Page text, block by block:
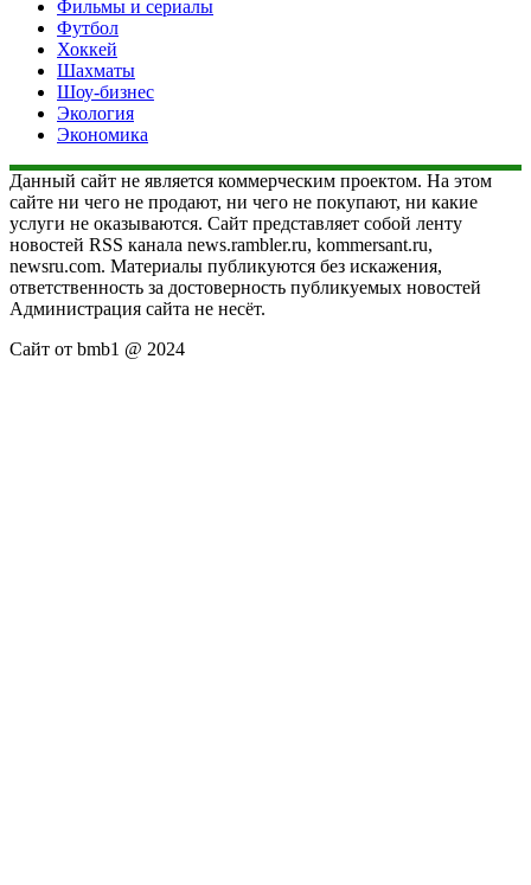
Фильмы и сериалы
Футбол
Хоккей
Шахматы
Шоу-бизнес
Экология
Экономика
Данный сайт не является коммерческим проектом. На этом
сайте ни чего не продают, ни чего не покупают, ни какие
услуги не оказываются. Сайт представляет собой ленту
новостей RSS канала news.rambler.ru, kommersant.ru,
newsru.com. Материалы публикуются без искажения,
ответственность за достоверность публикуемых новостей
Администрация сайта не несёт.
Сайт от bmb1 @ 2024